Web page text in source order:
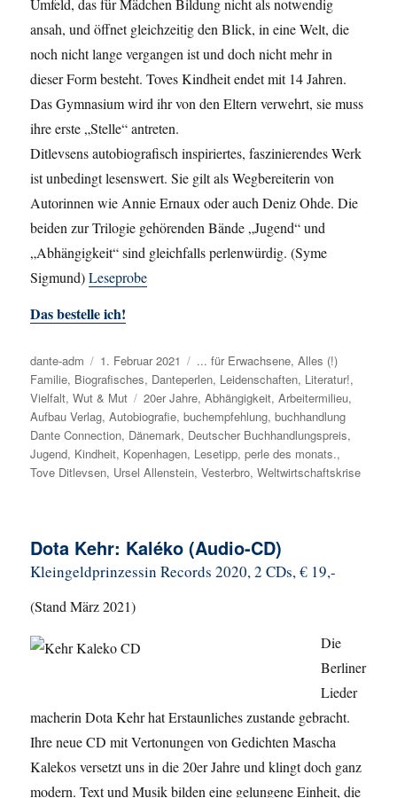
Umfeld, das für Mädchen Bildung nicht als notwendig
ansah, und öffnet gleichzeitig den Blick, in eine Welt, die
noch nicht lange vergangen ist und doch nicht mehr in
dieser Form besteht. Toves Kindheit endet mit 14 Jahren.
Das Gymnasium wird ihr von den Eltern verwehrt, sie muss
ihre erste „Stelle“ antreten.
Ditlevsens autobiografisch inspiriertes, faszinierendes Werk
ist unbedingt lesenswert. Sie gilt als Wegbereiterin von
Autorinnen wie Annie Ernaux oder auch Deniz Ohde. Die
beiden zur Trilogie gehörenden Bände „Jugend“ und
„Abhängigkeit“ sind gleichfalls perlenwürdig. (Syme
Sigmund)Leseprobe
Das bestelle ich!
Autor
dante-adm
Veröffentlicht
am
1. Februar 2021 Kategorien
... für Erwachsene,Alles (!)
Familie, Biografisches, Danteperlen, Leidenschaften, Literatur!,
Vielfalt,Wut & Mut Schlagwörter
20er Jahre,Abhängigkeit,Arbeitermilieu,
Aufbau Verlag,Autobiografie,buchempfehlung,buchhandlung
Dante Connection, Dänemark, Deutscher Buchhandlungspreis,
Jugend, Kindheit, Kopenhagen, Lesetipp,perle des monats.,
Tove Ditlevsen, Ursel Allenstein,Vesterbro,Weltwirtschaftskrise
Dota Kehr: Kaléko (Audio-CD)
Kleingeldprinzessin Records 2020, 2 CDs, € 19,-
(Stand März 2021)
Die
Berliner
Lieder
macherin Dota Kehr hat Erstaunliches zustande gebracht.
Ihre neue CD mit Vertonungen von Gedichten Mascha
Kalekos versetzt uns in die 20er Jahre und klingt doch ganz
modern. Text und Musik bilden eine gelungene Einheit, die